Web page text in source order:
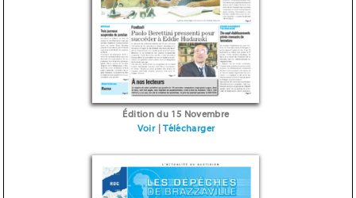
Édition du 15 Novembre
Voir|Télécharger